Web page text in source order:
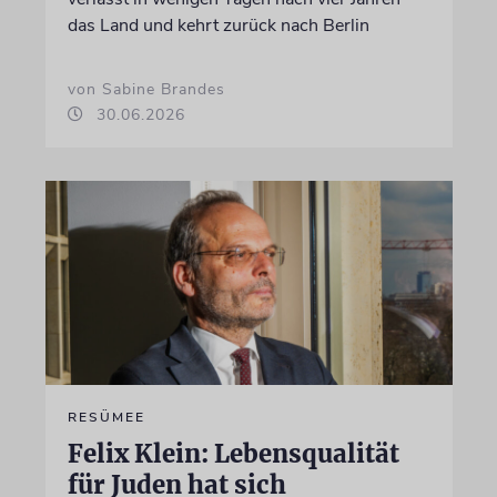
das Land und kehrt zurück nach Berlin
von Sabine Brandes
30.06.2026
RESÜMEE
Felix Klein: Lebensqualität
für Juden hat sich